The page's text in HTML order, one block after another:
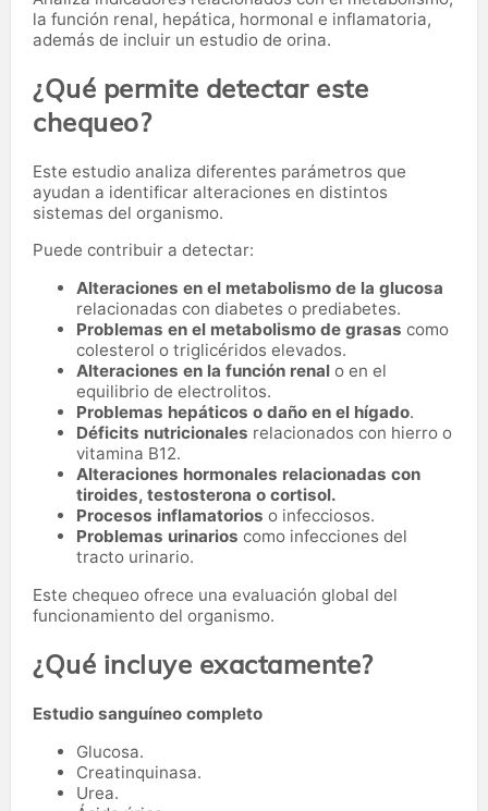
la función renal, hepática, hormonal e inflamatoria,
además de incluir un estudio de orina.
¿Qué permite detectar este
chequeo?
Este estudio analiza diferentes parámetros que
ayudan a identificar alteraciones en distintos
sistemas del organismo.
Puede contribuir a detectar:
Alteraciones en el metabolismo de la glucosa
relacionadas con diabetes o prediabetes.
Problemas en el metabolismo de grasas como
colesterol o triglicéridos elevados.
Alteraciones en la función renal o en el
equilibrio de electrolitos.
Problemas hepáticos o daño en el hígado.
Déficits nutricionales relacionados con hierro o
vitamina B12.
Alteraciones hormonales relacionadas con
tiroides, testosterona o cortisol.
Procesos inflamatorios o infecciosos.
Problemas urinarios como infecciones del
tracto urinario.
Este chequeo ofrece una evaluación global del
funcionamiento del organismo.
¿Qué incluye exactamente?
Estudio sanguíneo completo
Glucosa.
Creatinquinasa.
Urea.